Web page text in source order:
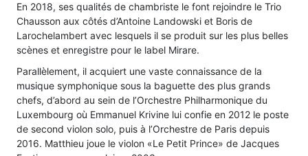
En 2018, ses qualités de chambriste le font rejoindre le Trio
Chausson aux côtés d’Antoine Landowski et Boris de
Larochelambert avec lesquels il se produit sur les plus belles
scènes et enregistre pour le label Mirare.
Parallèlement, il acquiert une vaste connaissance de la
musique symphonique sous la baguette des plus grands
chefs, d’abord au sein de l’Orchestre Philharmonique du
Luxembourg où Emmanuel Krivine lui confie en 2012 le poste
de second violon solo, puis à l’Orchestre de Paris depuis
2016. Matthieu joue le violon «Le Petit Prince» de Jacques